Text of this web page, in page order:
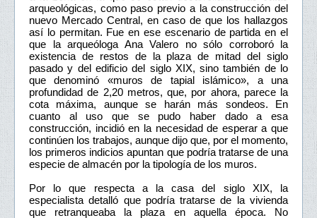
arqueológicas, como paso previo a la construcción del
nuevo Mercado Central, en caso de que los hallazgos
así lo permitan. Fue en ese escenario de partida en el
que la arqueóloga Ana Valero no sólo corroboró la
existencia de restos de la plaza de mitad del siglo
pasado y del edificio del siglo XIX, sino también de lo
que denominó «muros de tapial islámico», a una
profundidad de 2,20 metros, que, por ahora, parece la
cota máxima, aunque se harán más sondeos. En
cuanto al uso que se pudo haber dado a esa
construcción, incidió en la necesidad de esperar a que
continúen los trabajos, aunque dijo que, por el momento,
los primeros indicios apuntan que podría tratarse de una
especie de almacén por la tipología de los muros.
Por lo que respecta a la casa del siglo XIX, la
especialista detalló que podría tratarse de la vivienda
que retranqueaba la plaza en aquella época. No